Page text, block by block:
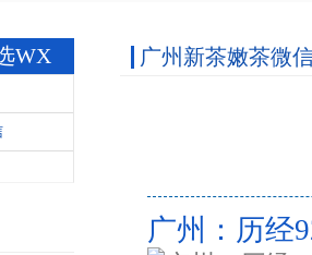
WX 广州新茶嫩茶微
广州：历经